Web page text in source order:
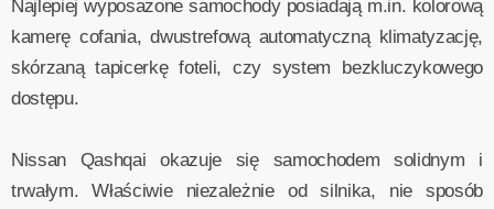
Najlepiej wyposażone samochody posiadają m.in. kolorową
kamerę cofania, dwustrefową automatyczną klimatyzację,
skórzaną tapicerkę foteli, czy system bezkluczykowego
dostępu.
Nissan Qashqai okazuje się samochodem solidnym i
trwałym. Właściwie niezależnie od silnika, nie sposób